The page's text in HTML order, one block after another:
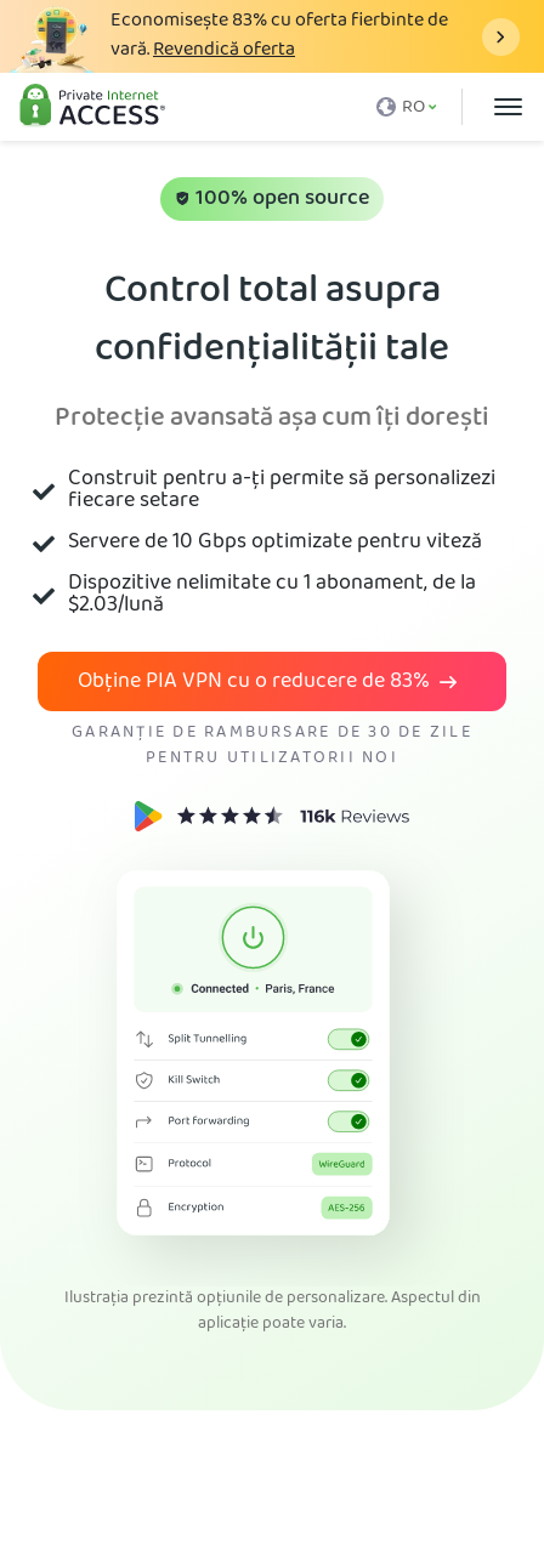
Economisește83%cu oferta fierbinte de
vară.Revendică oferta
RO
Ce este un VPN
Descarcă VPN
Servere VPN
Suport
Autentificare
Obține VPN-ul PIA
100% open source
Control total asupra
confidențialității tale
Protecție avansată așa cum îți dorești
Construit pentru a-ți permite să personalizezi
fiecare setare
Servere de 10 Gbps optimizate pentru viteză
Dispozitive nelimitate cu 1 abonament, de la
$2.03/lună
Obține PIA VPN cu o reducere de83%
GARANȚIE DE RAMBURSARE DE 30 DE ZILE
PENTRU UTILIZATORII NOI
Ilustrația prezintă opțiunile de personalizare. Aspectul din
aplicație poate varia.